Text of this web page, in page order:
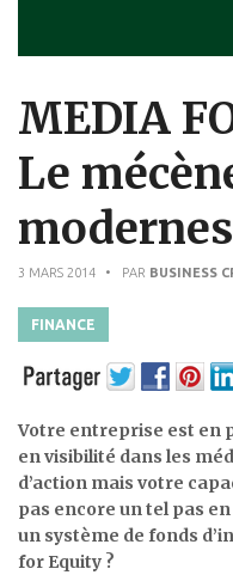
MEDIA
Le
3 MARS 2014 • PAR BUSINESS
FINANCE
Votre entreprise est en
en visibilité dans les
d’action mais votre
pas encore un tel pas
un système de fonds
for Equity ?